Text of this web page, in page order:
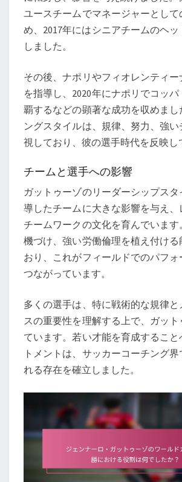
ユースチームでマネージャーとし
め、2017年にはシニアチームのヘ
しました。
その後、ナポリやフィオレンティ
を指導し、2020年にナポリでコッ
覇するなどの顕著な成功を収めま
ングスタイルは、規律、努力、強
視しており、彼の選手時代を反映し
チームと選手への影響
ガットゥーゾのリーダーシップス
導したチームに大きな影響を与え、
チームワークの文化を育んでいま
機づけ、強い労働倫理を植え付ける
おり、これがフィールドでのパフ
つながっています。
多くの選手は、特に戦術的な規律
スの重要性を理解する上で、ガッ
ています。若い才能を育成するこ
トメントは、サッカーコーチング
れる存在を確立しました。